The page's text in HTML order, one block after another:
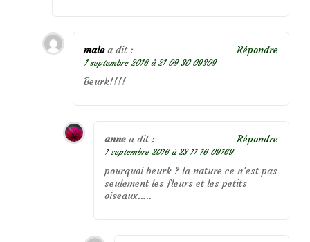
malo a dit :
1 septembre 2016 à 21 09 30 09309
Beurk!!!!
Répondre
anne a dit :
1 septembre 2016 à 23 11 16 09169
pourquoi beurk ? la nature ce n’est pas
seulement les fleurs et les petits
oiseaux…..
Répondre